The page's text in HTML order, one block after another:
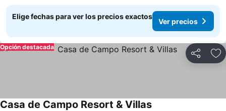
Elige fechas para ver los precios exactos
Ver precios
Compartir
Opción destacada
Casa de Campo Resort & Villas